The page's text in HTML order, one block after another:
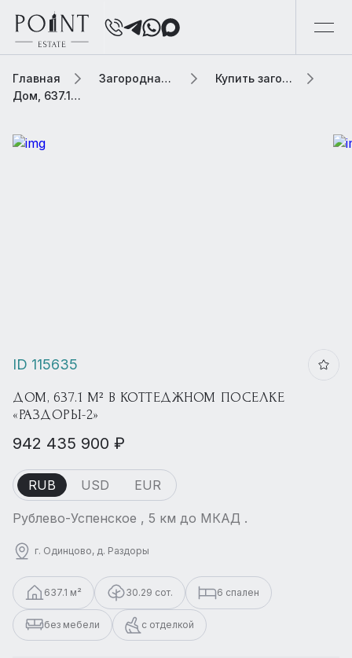
Главная Загородная элитная недвижимость
Купить загородную элитную недвижимость
Дом, 637.1 м² В коттеджном поселке «Раздоры-2»
ID 115635
ДОМ, 637.1 М² В КОТТЕДЖНОМ ПОСЕЛКЕ
«РАЗДОРЫ-2»
942 435 900 ₽
RUB USD EUR
Рублево-Успенское , 5 км до МКАД .
г. Одинцово, д. Раздоры
637.1 м² 30.29 сот. 6 спален
без мебели с отделкой